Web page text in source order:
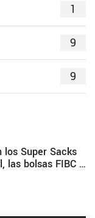
1
9
9
los Super Sacks
las bolsas FIBC y